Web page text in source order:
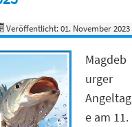
Veröffentlicht: 01. November 2023
Magdeb
urger
Angeltag
e am 11.